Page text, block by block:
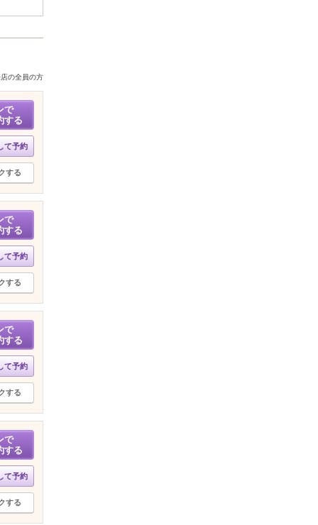
の全員の方
で
する
て予約
する
で
する
て予約
する
で
する
て予約
する
で
する
て予約
する